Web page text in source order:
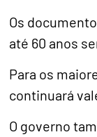
Os
até 60 anos
Para os
continuará
O governo